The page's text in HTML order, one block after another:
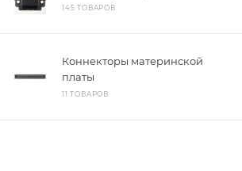
145 ТОВАРОВ
Коннекторы материнской
платы
11 ТОВАРОВ